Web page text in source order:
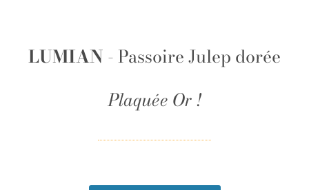
LUMIAN - Passoire Julep dorée
Plaquée Or !